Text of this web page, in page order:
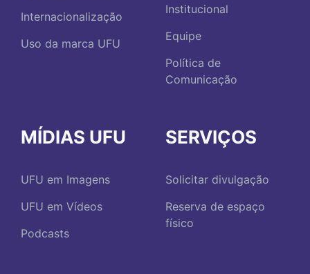
Internacionalização
Uso da marca UFU
Institucional
Equipe
Política de
Comunicação
MÍDIAS UFU
UFU em Imagens
UFU em Vídeos
Podcasts
SERVIÇOS
Solicitar divulgação
Reserva de espaço
físico